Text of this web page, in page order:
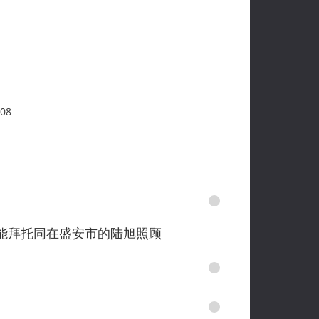
托同在盛安市的陆旭照顾